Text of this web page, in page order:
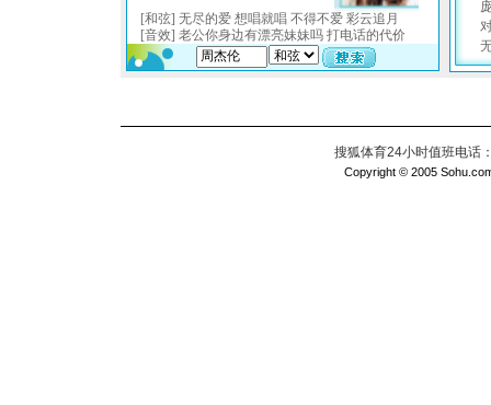
搜狐体育24小时值班电话
Copyright © 2005